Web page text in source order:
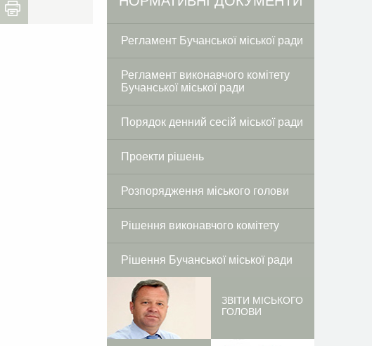
Регламент Бучанської міської ради
Регламент виконавчого комітету
Бучанської міської ради
Порядок денний сесій міської ради
Проекти рішень
Розпорядження міського голови
Рішення виконавчого комітету
Рішення Бучанської міської ради
ЗВІТИ МІСЬКОГО
ГОЛОВИ